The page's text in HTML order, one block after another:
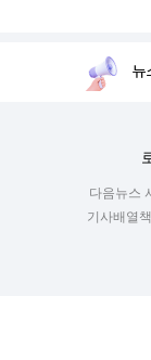
뉴
다음뉴스
기사배열